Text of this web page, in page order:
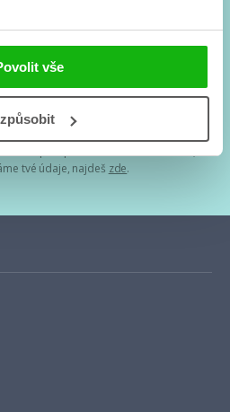
vše
zpracování osobních údajů
v bezpečí. Přečti si
tvé údaje, najdeš zde.